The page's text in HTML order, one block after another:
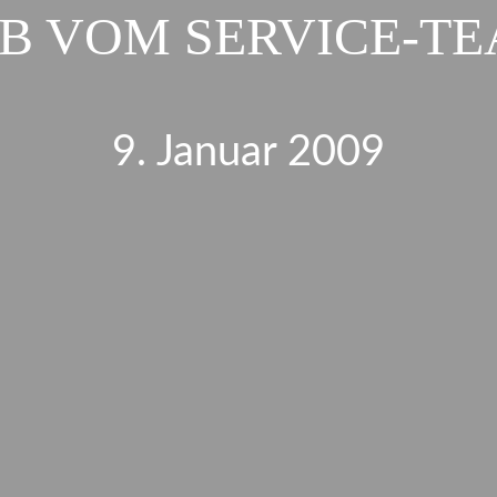
VOM SERVICE-
9. Januar 2009